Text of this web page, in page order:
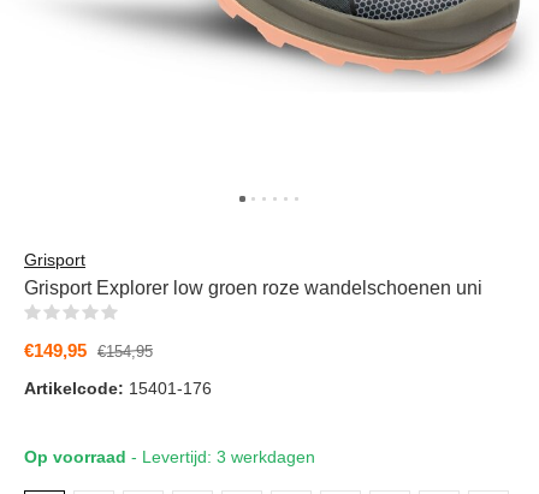
Grisport
Grisport Explorer low groen roze wandelschoenen uni
€149,95 €154,95
Artikelcode: 15401-176
Op voorraad - Levertijd: 3 werkdagen